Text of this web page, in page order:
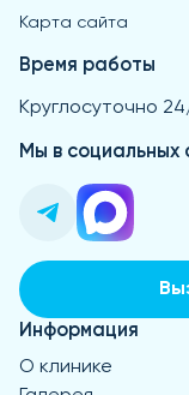
Карта сайта
Время работы
Круглосуточно
Мы в социальных
Информация
О клинике